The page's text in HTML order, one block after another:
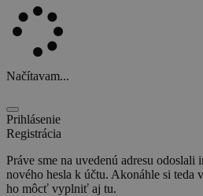
Načítavam...
Prihlásenie
Registrácia
Práve sme na uvedenú adresu
nového hesla k účtu. Akonáhle si teda
ho môcť vyplniť aj tu.